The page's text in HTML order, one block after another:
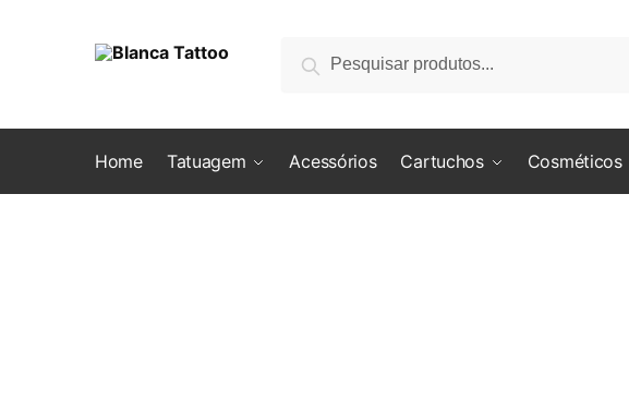
por:
Pesquisar
Home Tatuagem Acessórios Cartuchos Cosméticos